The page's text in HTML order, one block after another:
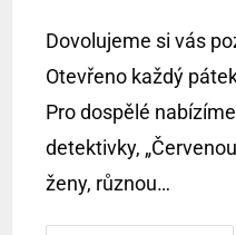
Dovolujeme si vás
Otevřeno každý
Pro dospělé
detektivky,
ženy, různou…